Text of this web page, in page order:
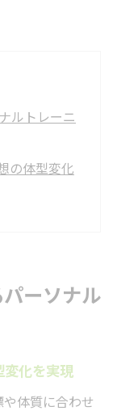
ルトレーニ
の体型変化
者の声を紹
な継続方
体制を解説
変化事例
ーソナル
変化を実現
体質に合わせ